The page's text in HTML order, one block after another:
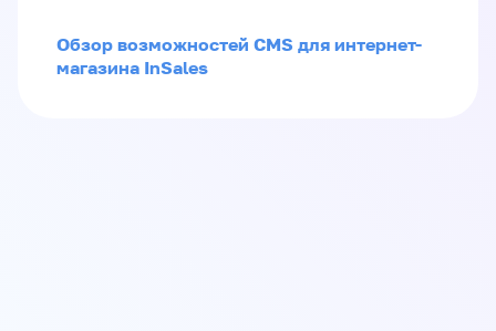
Обзор возможностей CMS для интернет-
магазина InSales